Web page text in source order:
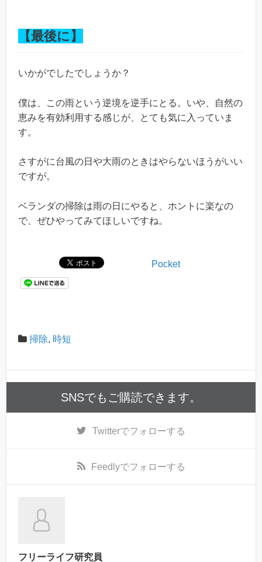
【最後に】
いかがでしたでしょうか？
僕は、この雨という逆境を逆手にとる。いや、自然の
恵みを有効利用する感じが、とても気に入っていま
す。
さすがに台風の日や大雨のときはやらないほうがいい
ですが。
ベランダの掃除は雨の日にやると、ホントに楽なの
で、ぜひやってみてほしいですね。
Pocket
掃除, 時短
SNSでもご購読できます。
Twitterでフォローする
Feedlyでフォローする
フリーライフ研究員